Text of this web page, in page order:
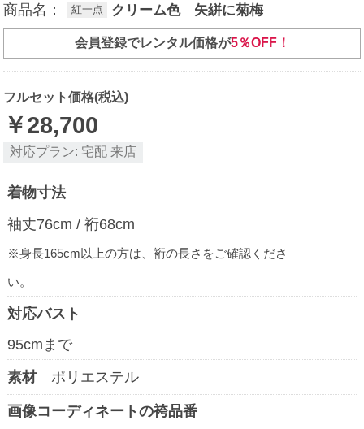
商品名： 紅一点 クリーム色 矢絣に菊梅
会員登録でレンタル価格が5％OFF！
フルセット価格(税込)
￥28,700
対応プラン: 宅配 来店
着物寸法
袖丈76cm / 裄68cm
※身長165cm以上の方は、裄の長さをご確認くださ
い。
対応バスト
95cmまで
素材
ポリエステル
画像コーディネートの袴品番